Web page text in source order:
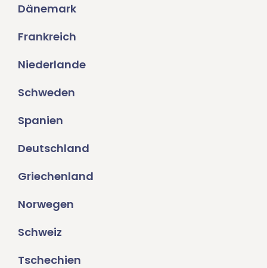
Dänemark
Frankreich
Niederlande
Schweden
Spanien
Deutschland
Griechenland
Norwegen
Schweiz
Tschechien